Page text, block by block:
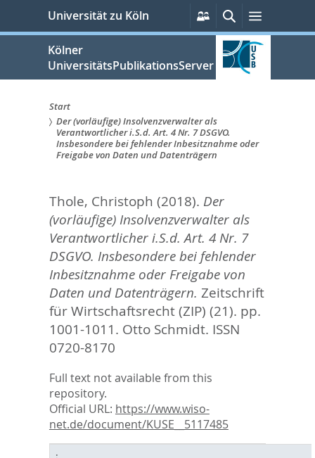
springen
Universität zu Köln
Persönliche
Services
SucheMenü
Kölner
UniversitätsPublikationsServer
Sie
sind
Start
Der (vorläufige) Insolvenzverwalter als
Verantwortlicher i.S.d. Art. 4 Nr. 7 DSGVO.
Insbesondere bei fehlender Inbesitznahme oder
Freigabe von Daten und Datenträgern
Thole, Christoph (2018). Der
(vorläufige) Insolvenzverwalter als
Verantwortlicher i.S.d. Art. 4 Nr. 7
DSGVO. Insbesondere bei fehlender
Inbesitznahme oder Freigabe von
Daten und Datenträgern. Zeitschrift
für Wirtschaftsrecht (ZIP) (21). pp.
1001-1011. Otto Schmidt. ISSN
0720-8170
Full text not available from this
repository.
Official URL: https://www.wiso-
net.de/document/KUSE__5117485